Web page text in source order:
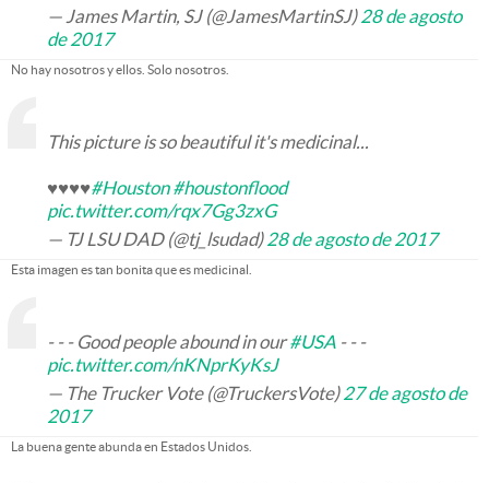
— James Martin, SJ (@JamesMartinSJ)28 de agosto
de 2017
No hay nosotros y ellos. Solo nosotros.
This picture is so beautiful it's medicinal...
♥️♥️♥️♥️#Houston #houstonflood
pic.twitter.com/rqx7Gg3zxG
— TJ LSU DAD (@tj_lsudad)28 de agosto de 2017
Esta imagen es tan bonita que es medicinal.
- - - Good people abound in our#USA - - -
pic.twitter.com/nKNprKyKsJ
— The Trucker Vote (@TruckersVote)27 de agosto de
2017
La buena gente abunda en Estados Unidos.